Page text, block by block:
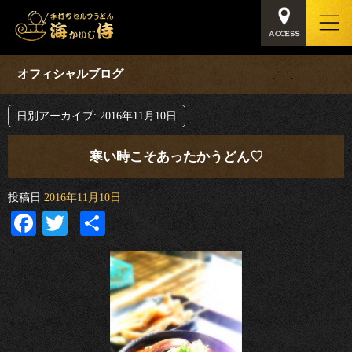
オフィシャルブログ
日別アーカイブ: 2016年11月10日
寒い時こそあったかうどん♡
投稿日 2016年11月10日
Facebook
Twitter
共
有